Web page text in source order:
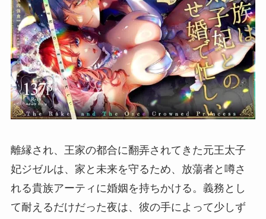
離縁され、王家の都合に翻弄されてきた元王太子
妃ジゼルは、家と未来を守るため、放蕩者と噂さ
れる貴族アーティに婚姻を持ちかける。義務とし
て耐えるだけだった夜は、彼の手によって少しず